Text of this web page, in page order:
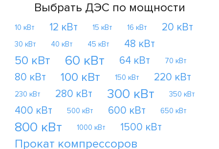
Выбрать ДЭС по мощности
10 кВт 12 кВт 15 кВт 16 кВт 20 кВт
30 кВт 40 кВт 45 кВт 48 кВт
50 кВт 60 кВт 64 кВт 70 кВт
80 кВт 100 кВт 150 кВт 220 кВт
230 кВт 280 кВт 300 кВт 350 кВт
400 кВт 500 кВт 600 кВт 650 кВт
800 кВт 1000 кВт 1500 кВт
Прокат компрессоров